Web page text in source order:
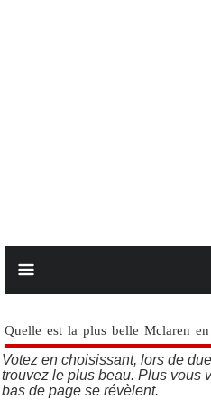
Quelle est la plus belle Mclaren en
Votez en choisissant, lors de
trouvez le plus beau. Plus vous
bas de page se révèlent.